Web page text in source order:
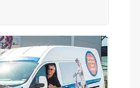
Post, 27.2mm